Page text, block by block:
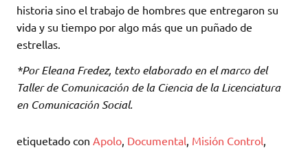
historia sino el trabajo de hombres que entregaron su
vida y su tiempo por algo más que un puñado de
estrellas.
*Por Eleana Fredez, texto elaborado en el marco del
Taller de Comunicación de la Ciencia de la Licenciatura
en Comunicación Social.
etiquetado con Apolo Documental Misión Control